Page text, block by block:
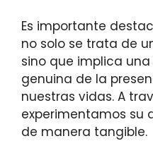
Es importante
no solo se trata de
sino que implica
genuina de la
nuestras vidas. A
experimentamos su
de manera tangible.